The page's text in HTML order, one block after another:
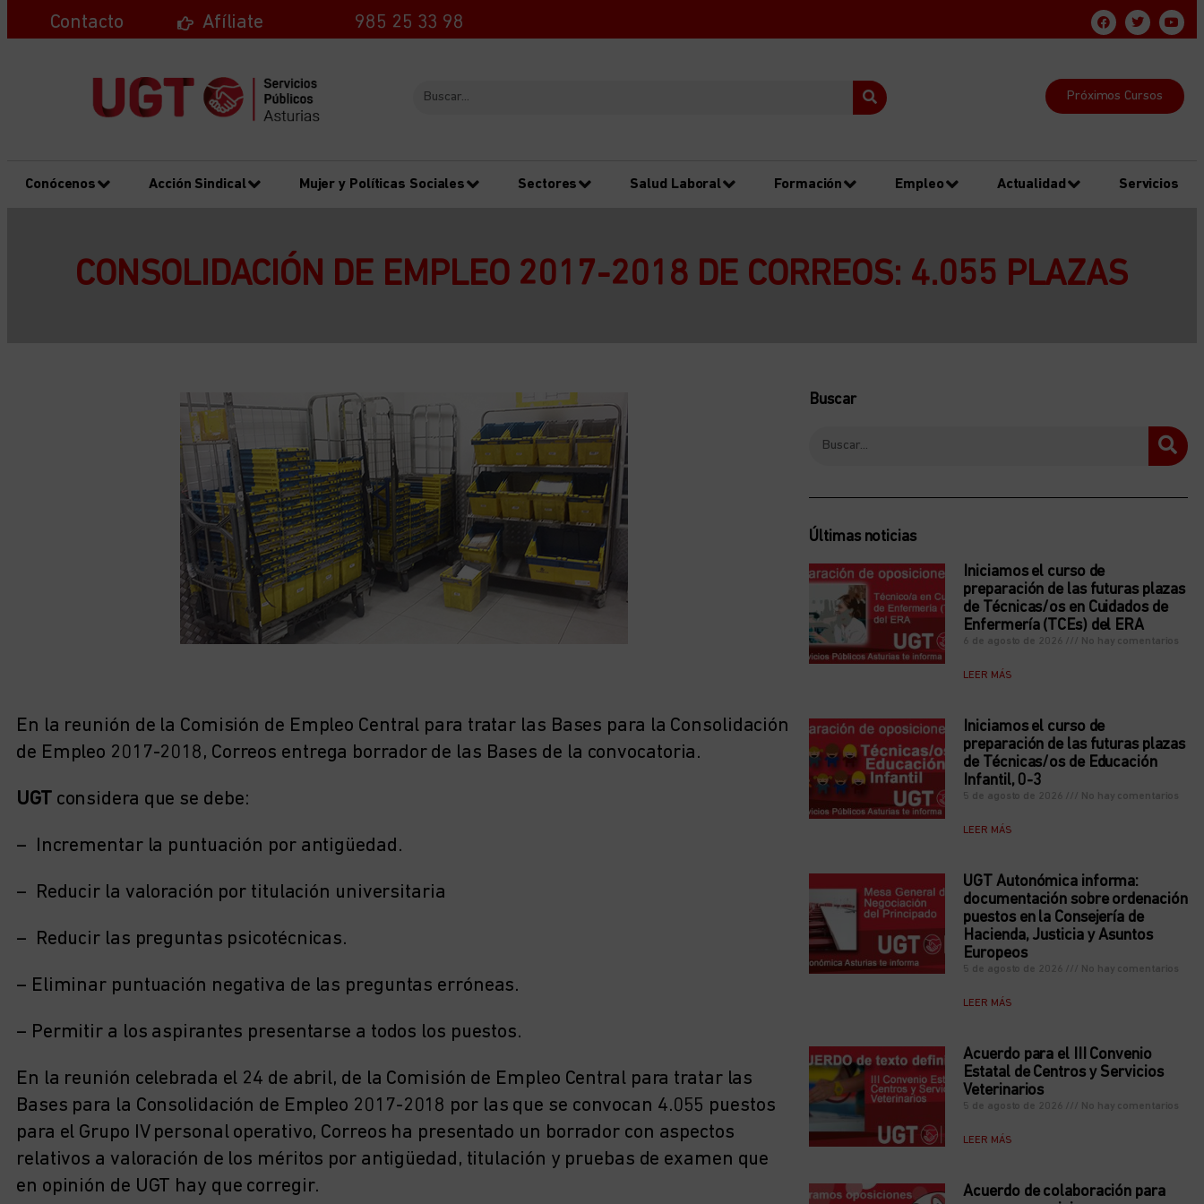
Contacto Afíliate 985 25 33 98
Próximos Cursos
Conócenos Acción Sindical Mujer y Políticas Sociales Sectores Salud Laboral Formación Empleo Actualidad Servicios
CONSOLIDACIÓN DE EMPLEO 2017-2018 DE CORREOS: 4.055 PLAZAS
En la reunión de la Comisión de Empleo Central para tratar las Bases para la Consolidación
de Empleo 2017-2018, Correos entrega borrador de las Bases de la convocatoria.
UGTconsidera que se debe:
– Incrementar la puntuación por antigüedad.
– Reducir la valoración por titulación universitaria
– Reducir las preguntas psicotécnicas.
– Eliminar puntuación negativa de las preguntas erróneas.
– Permitir a los aspirantes presentarse a todos los puestos.
En la reunión celebrada el 24 de abril, de la Comisión de Empleo Central para tratar las
Bases para la Consolidación de Empleo 2017-2018 por las que se convocan 4.055 puestos
para el Grupo IV personal operativo, Correos ha presentado un borrador con aspectos
relativos a valoración de los méritos por antigüedad, titulación y pruebas de examen que
en opinión de UGT hay que corregir.
Buscar
Últimas noticias
Iniciamos el curso de
preparación de las futuras plazas
de Técnicas/os en Cuidados de
Enfermería (TCEs) del ERA
6 de agosto de 2026 No hay comentarios
LEER MÁS
Iniciamos el curso de
preparación de las futuras plazas
de Técnicas/os de Educación
Infantil, 0-3
5 de agosto de 2026 No hay comentarios
LEER MÁS
UGT Autonómica informa:
documentación sobre ordenación
puestos en la Consejería de
Hacienda, Justicia y Asuntos
Europeos
5 de agosto de 2026 No hay comentarios
LEER MÁS
Acuerdo para el III Convenio
Estatal de Centros y Servicios
Veterinarios
5 de agosto de 2026 No hay comentarios
LEER MÁS
Acuerdo de colaboración para